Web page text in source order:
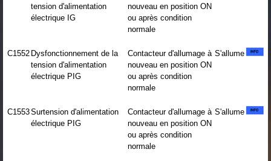
tension d'alimentation
électrique IG
nouveau en position ON
ou après condition
normale
C1552 Dysfonctionnement de la
tension d'alimentation
électrique PIG
Contacteur d'allumage à
nouveau en position ON
ou après condition
normale
S'allume
C1553Surtension d'alimentation
électrique PIG
Contacteur d'allumage à
nouveau en position ON
ou après condition
normale
S'allume